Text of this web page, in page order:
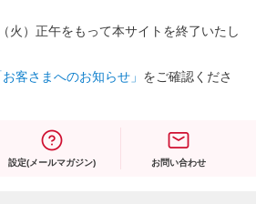
火）正午をもって本サイトを終了いたし
お客さまへのお知らせ」 をご確認くださ
設定(メールマガジン) お問い合わせ